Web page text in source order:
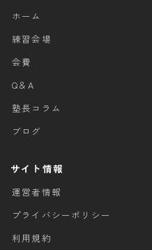
ホーム
練習会場
会費
Q＆A
塾長コラム
ブログ
サイト情報
運営者情報
プライバシーポリシー
利用規約